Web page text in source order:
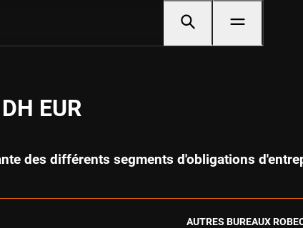
EUR
des différents segments d'obligations
AUTRES BUREAUX